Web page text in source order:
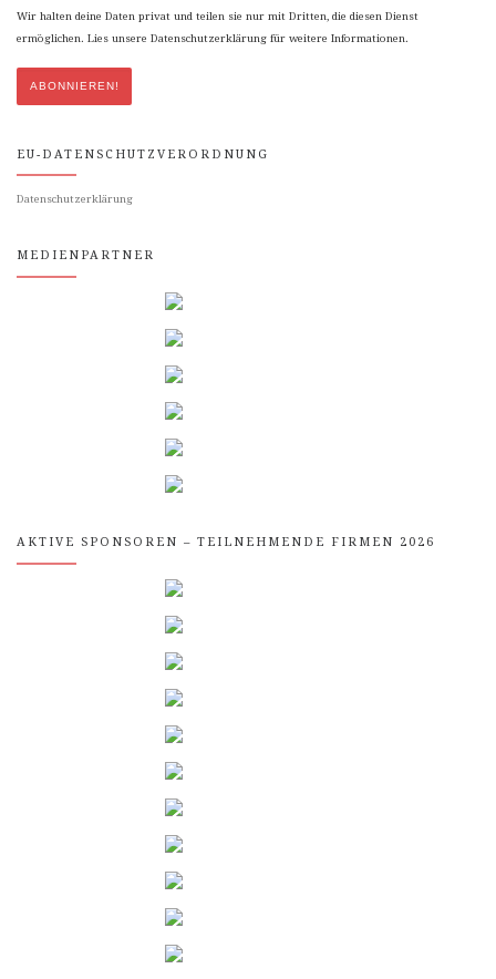
Wir halten deine Daten privat und teilen sie nur mit Dritten, die diesen Dienst
ermöglichen. Lies unsere Datenschutzerklärung für weitere Informationen.
EU-DATENSCHUTZVERORDNUNG
Datenschutzerklärung
MEDIENPARTNER
AKTIVE SPONSOREN – TEILNEHMENDE FIRMEN 2026